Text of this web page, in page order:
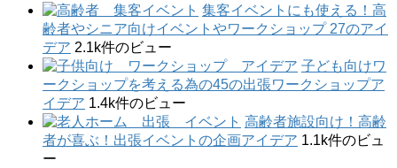
集客イベントにも使える！高
齢者やシニア向けイベントやワークショップ 27のアイ
デア 2.1k件のビュー
子ども向けワ
ークショップを考える為の45の出張ワークショップア
イデア 1.4k件のビュー
高齢者施設向け！高齢
者が喜ぶ！出張イベントの企画アイデア 1.1k件のビュ
ー